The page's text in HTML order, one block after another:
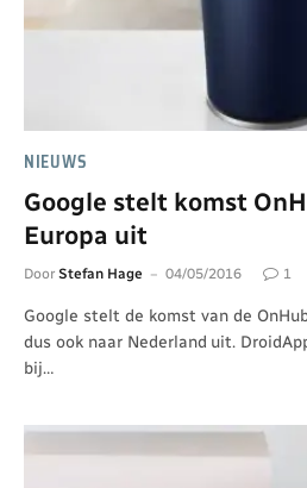
NIEUWS
Google stelt komst
Europa uit
Door Stefan Hage 04/05/2016 1
Google stelt de komst van de
dus ook naar Nederland uit.
bij…